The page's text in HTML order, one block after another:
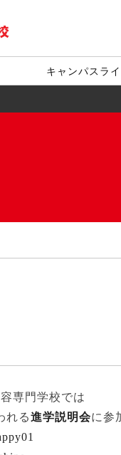
キャンパスラ
専門学校では
れる進学説明会に参